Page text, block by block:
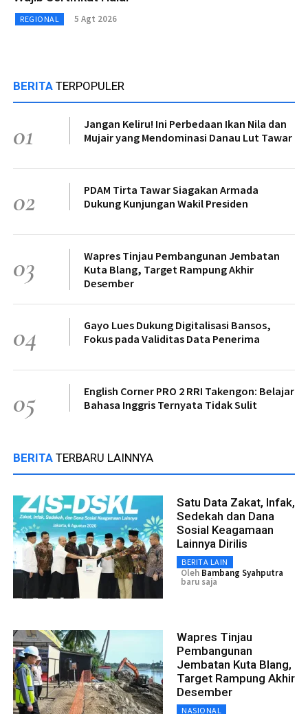
REGIONAL 5 Agt 2026
BERITA TERPOPULER
01
Jangan Keliru! Ini Perbedaan Ikan Nila dan
Mujair yang Mendominasi Danau Lut Tawar
02
PDAM Tirta Tawar Siagakan Armada
Dukung Kunjungan Wakil Presiden
03
Wapres Tinjau Pembangunan Jembatan
Kuta Blang, Target Rampung Akhir
Desember
04
Gayo Lues Dukung Digitalisasi Bansos,
Fokus pada Validitas Data Penerima
05
English Corner PRO 2 RRI Takengon: Belajar
Bahasa Inggris Ternyata Tidak Sulit
BERITA TERBARU LAINNYA
Satu Data Zakat, Infak,
Sedekah dan Dana
Sosial Keagamaan
Lainnya Dirilis
BERITA LAIN
Oleh Bambang Syahputra
baru saja
Wapres Tinjau
Pembangunan
Jembatan Kuta Blang,
Target Rampung Akhir
Desember
NASIONAL